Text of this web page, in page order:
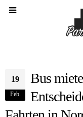
19
Feb.
Bus